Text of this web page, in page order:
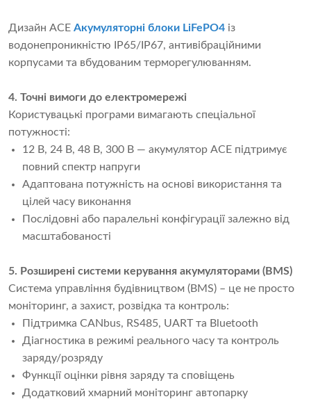
Дизайн ACE Акумуляторні блоки LiFePO4 із
водонепроникністю IP65/IP67, антивібраційними
корпусами та вбудованим терморегулюванням.
4. Точні вимоги до електромережі
Користувацькі програми вимагають спеціальної
потужності:
12 В, 24 В, 48 В, 300 В — акумулятор ACE підтримує
повний спектр напруги
Адаптована потужність на основі використання та
цілей часу виконання
Послідовні або паралельні конфігурації залежно від
масштабованості
5. Розширені системи керування акумуляторами (BMS)
Система управління будівництвом (BMS) – це не просто
моніторинг, а захист, розвідка та контроль:
Підтримка CANbus, RS485, UART та Bluetooth
Діагностика в режимі реального часу та контроль
заряду/розряду
Функції оцінки рівня заряду та сповіщень
Додатковий хмарний моніторинг автопарку